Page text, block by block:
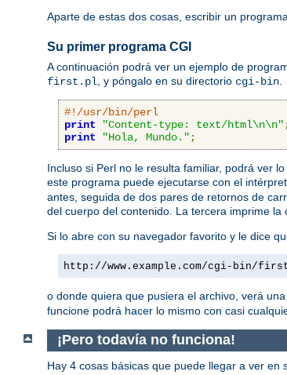
Aparte de estas dos cosas, escribir un
Su primer programa CGI
A continuación podrá ver un ejemplo de
first.pl , y póngalo en su directorio cgi-bin
#!/usr/bin/perl
print
"Content-type: text/html\n\n"
print
"Hola, Mundo." ;
Incluso si Perl no le resulta familiar, podrá ver
este programa puede ejecutarse con el
antes, seguida de dos pares de retornos de
del cuerpo del contenido. La tercera imprime
Si lo abre con su navegador favorito y le dice
http://www.example.com/cgi-bin/
o donde quiera que pusiera el archivo, verá
funcione podrá hacer lo mismo con casi
¡Pero todavía no funciona!
Hay 4 cosas básicas que puede llegar a ver